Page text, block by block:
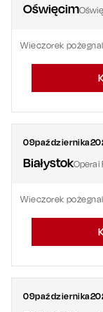
Oświęcim
Wieczorek
09października
Białystok
Wieczorek
09października